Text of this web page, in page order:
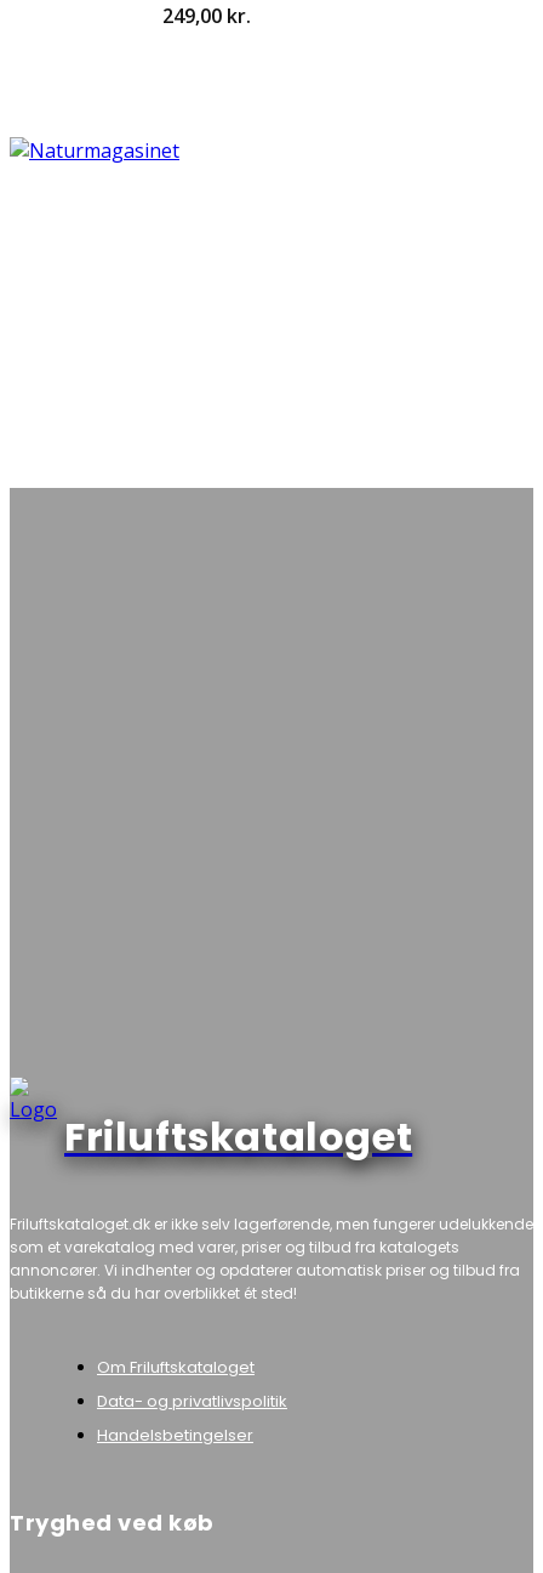
249,00 kr.
Friluftskataloget
Friluftskataloget.dk er ikke selv lagerførende, men fungerer udelukkende
som et varekatalog med varer, priser og tilbud fra katalogets
annoncører. Vi indhenter og opdaterer automatisk priser og tilbud fra
butikkerne så du har overblikket ét sted!
Om Friluftskataloget
Data- og privatlivspolitik
Handelsbetingelser
Tryghed ved køb